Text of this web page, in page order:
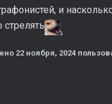
и
стрелять
22 ноября, 2024